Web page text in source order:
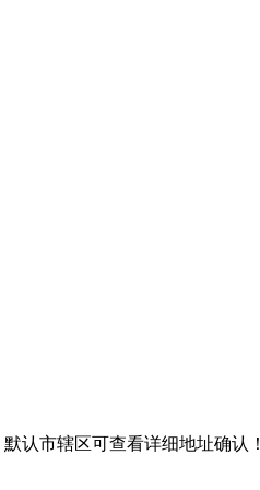
认市辖区可查看详细地址确认！